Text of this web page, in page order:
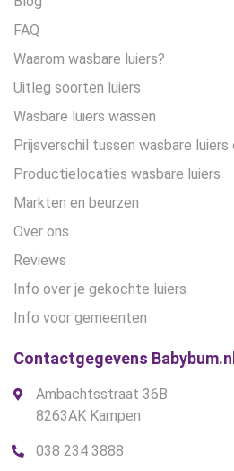
FAQ
Waarom wasbare luiers?
Uitleg soorten luiers
Wasbare luiers wassen
Prijsverschil tussen wasbare
Productielocaties wasbare luiers
Markten en beurzen
Over ons
Reviews
Info over je gekochte luiers
Info voor gemeenten
Contactgegevens Babybum.nl
Ambachtsstraat 36B
8263AK Kampen
038 234 3888